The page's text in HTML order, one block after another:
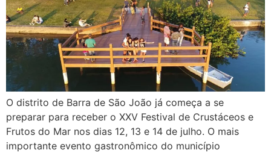
O distrito de Barra de São João já começa a se
preparar para receber o XXV Festival de Crustáceos e
Frutos do Mar nos dias 12, 13 e 14 de julho. O mais
importante evento gastronômico do município